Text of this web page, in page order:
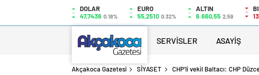
DOLAR
47,7436 0.18%
EURO
55,2510 0.32%
ALTIN
6.660,55 2,59
SERVİSLER ASAYİŞ
Akçakoca Gazetesi SİYASET CHP’li vekil Baltacı: CHP